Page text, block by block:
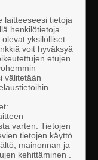
vaihe
laitteeseesi tietoja
henkilötietoja.
yksilölliset
voit hyväksyä
etujen
välitetään
varten. Tietojen
tietojen käyttö.
mainonnan ja
kehittäminen .